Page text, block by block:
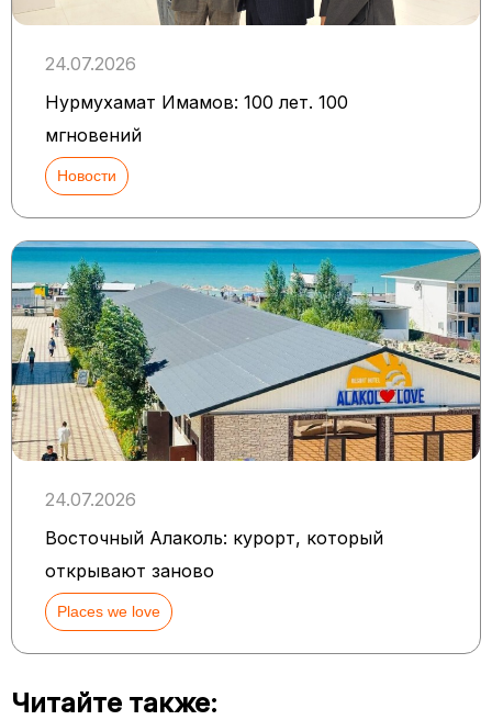
24.07.2026
Нурмухамат Имамов: 100 лет. 100
мгновений
Новости
24.07.2026
Восточный Алаколь: курорт, который
открывают заново
Places we love
Читайте также: